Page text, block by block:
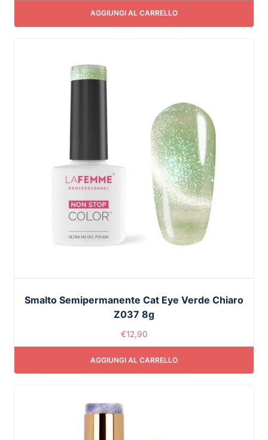
AGGIUNGI AL CARRELLO
Smalto Semipermanente Cat Eye Verde Chiaro
Z037 8g
€12,90
AGGIUNGI AL CARRELLO